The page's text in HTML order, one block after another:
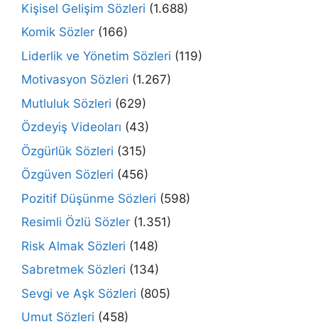
Kişisel Gelişim Sözleri (1.688)
Komik Sözler (166)
Liderlik ve Yönetim Sözleri (119)
Motivasyon Sözleri (1.267)
Mutluluk Sözleri (629)
Özdeyiş Videoları (43)
Özgürlük Sözleri (315)
Özgüven Sözleri (456)
Pozitif Düşünme Sözleri (598)
Resimli Özlü Sözler (1.351)
Risk Almak Sözleri (148)
Sabretmek Sözleri (134)
Sevgi ve Aşk Sözleri (805)
Umut Sözleri (458)